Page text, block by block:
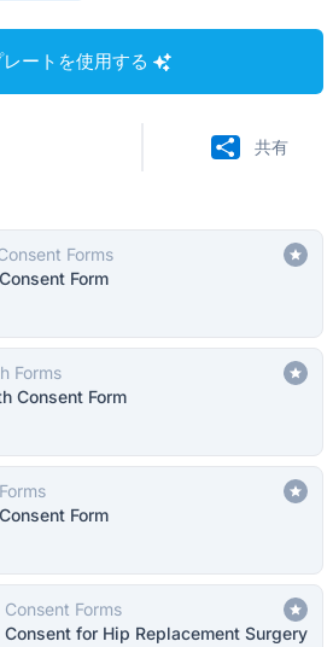
ートを使用する
共有
Forms
Form
Forms
Consent Form
Form
Forms
Consent for Hip Replacement Surgery